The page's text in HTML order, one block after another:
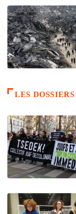
LES